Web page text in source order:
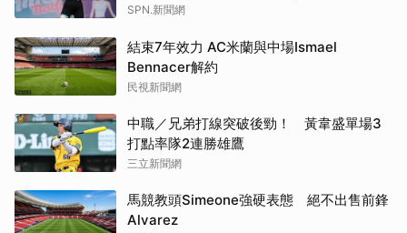
中開戰
SPN.新聞網
結束7年效力 AC米蘭與中場Ismael
Bennacer解約
民視新聞網
中職／兄弟打線突破後勁！ 黃韋盛單場3
打點率隊2連勝雄鷹
三立新聞網
馬競教頭Simeone強硬表態 絕不出售前鋒
Alvarez